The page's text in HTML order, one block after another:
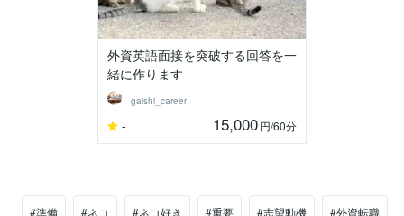
外資英語面接を突破する回答を一
緒に作ります
gaishi_career
- 15,000円/60分
#準備 #ネコ #ネコ好き #重要 #志望動機 #外資転職